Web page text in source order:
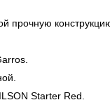
прочную
Starter Red.